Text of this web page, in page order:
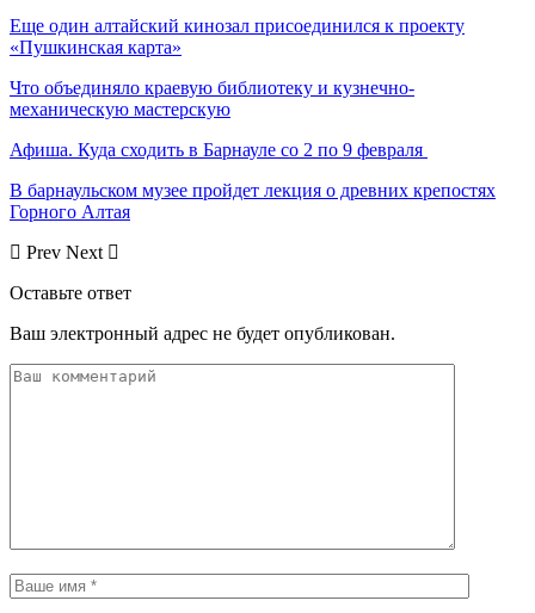
Еще один алтайский кинозал присоединился к проекту
«Пушкинская карта»
Что объединяло краевую библиотеку и кузнечно-
механическую мастерскую
Афиша. Куда сходить в Барнауле со 2 по 9 февраля
В барнаульском музее пройдет лекция о древних крепостях
Горного Алтая
Prev Next
Оставьте ответ
Ваш электронный адрес не будет опубликован.